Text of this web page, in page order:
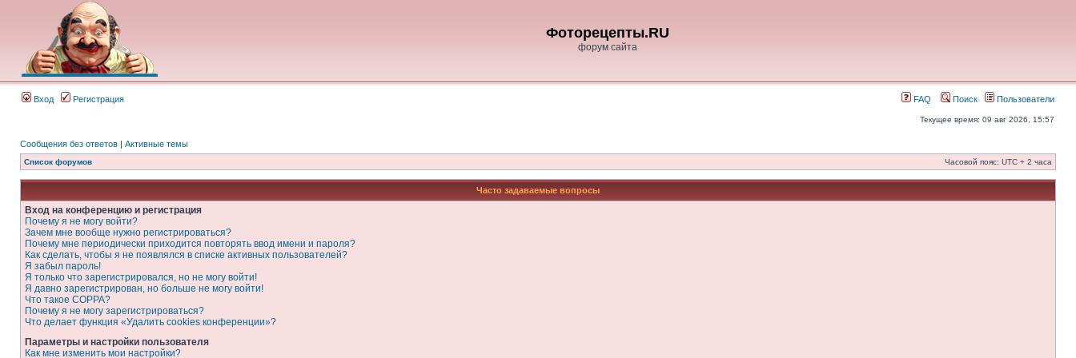
Фоторецепты.RU
форум сайта
Вход Регистрация FAQ Поиск Пользователи
Текущее время: 09 авг 2026, 15:57
Сообщения без ответов | Активные темы
Список форумов Часовой пояс: UTC + 2 часа
Часто задаваемые вопросы
Вход на конференцию и регистрация
Почему я не могу войти?
Зачем мне вообще нужно регистрироваться?
Почему мне периодически приходится повторять ввод имени и пароля?
Как сделать, чтобы я не появлялся в списке активных пользователей?
Я забыл пароль!
Я только что зарегистрировался, но не могу войти!
Я давно зарегистрирован, но больше не могу войти!
Что такое COPPA?
Почему я не могу зарегистрироваться?
Что делает функция «Удалить cookies конференции»?
Параметры и настройки пользователя
Как мне изменить мои настройки?